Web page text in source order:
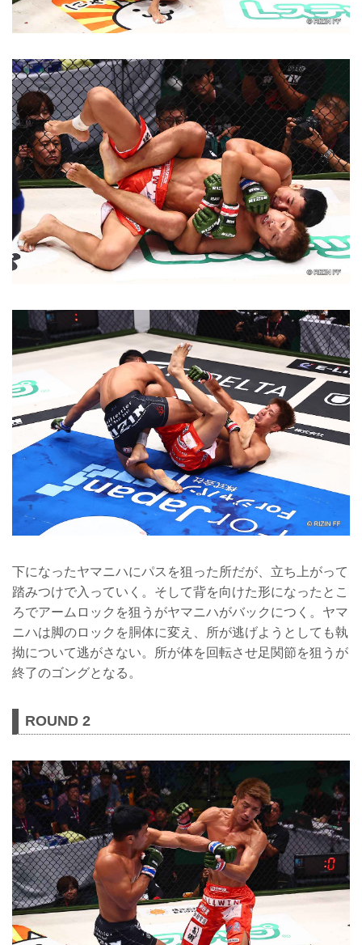
下になったヤマニハにパスを狙った所だが、立ち上がって
踏みつけで入っていく。そして背を向けた形になったとこ
ろでアームロックを狙うがヤマニハがバックにつく。ヤマ
ニハは脚のロックを胴体に変え、所が逃げようとしても執
拗について逃がさない。所が体を回転させ足関節を狙うが
終了のゴングとなる。
ROUND 2